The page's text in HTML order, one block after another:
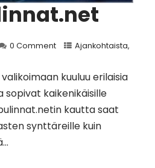
0 Comment Ajankohtaista,
kuuluu erilaisia
sopivat kaikenikäisille
kautta saat
synttäreille kuin